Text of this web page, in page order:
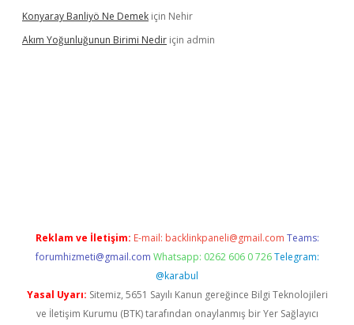
Konyaray Banliyö Ne Demek için Nehir
Akım Yoğunluğunun Birimi Nedir için admin
Reklam ve İletişim: E-mail: backlinkpaneli@gmail.com Teams:
forumhizmeti@gmail.com Whatsapp: 0262 606 0 726 Telegram:
@karabul
Yasal Uyarı: Sitemiz, 5651 Sayılı Kanun gereğince Bilgi Teknolojileri
ve İletişim Kurumu (BTK) tarafından onaylanmış bir Yer Sağlayıcı